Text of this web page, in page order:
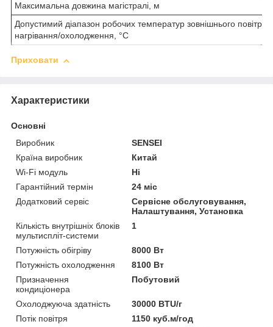
Максимальна довжина магістралі, м
Допустимий діапазон робочих температур зовнішнього повітря
нагрівання/охолодження, °C
Приховати
Характеристики
Основні
Виробник
SENSEI
Країна виробник
Китай
Wi-Fi модуль
Ні
Гарантійний термін
24 міс
Додатковий сервіс
Сервісне обслуговування,
Налаштування, Установка
Кількість внутрішніх блоків
мультиспліт-системи
1
Потужність обігріву
8000 Вт
Потужність охолодження
8100 Вт
Призначення
кондиціонера
Побутовий
Охолоджуюча здатність
30000 BTU/г
Потік повітря
1150 куб.м/год